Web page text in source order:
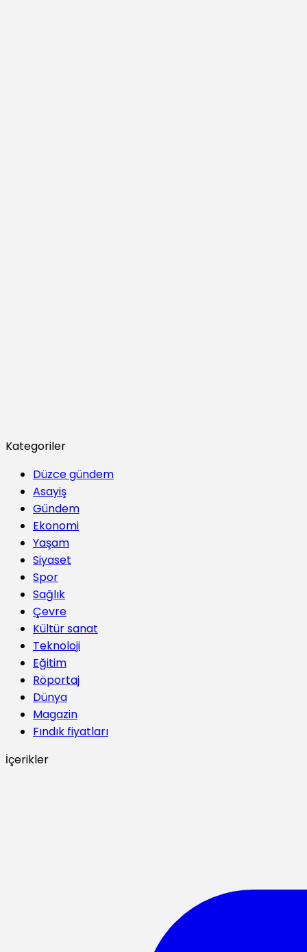
Kategoriler
Düzce gündem
Asayiş
Gündem
Ekonomi
Yaşam
Siyaset
Spor
Sağlık
Çevre
Kültür sanat
Teknoloji
Eğitim
Röportaj
Dünya
Magazin
Fındık fiyatları
İçerikler